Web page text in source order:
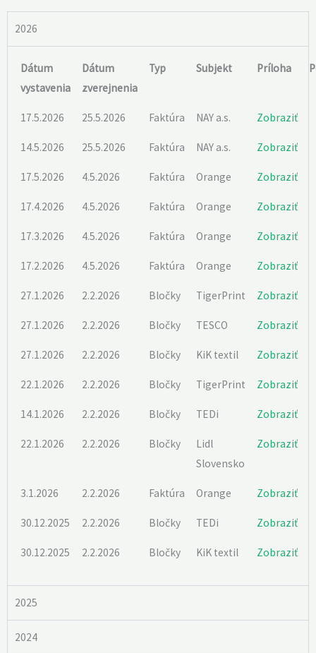
2026
Dátum
vystavenia
Dátum
zverejnenia
Typ Subjekt Príloha
17.5.2026 25.5.2026 Faktúra NAY a.s. Zobraziť
14.5.2026 25.5.2026 Faktúra NAY a.s. Zobraziť
17.5.2026 4.5.2026 Faktúra Orange Zobraziť
17.4.2026 4.5.2026 Faktúra Orange Zobraziť
17.3.2026 4.5.2026 Faktúra Orange Zobraziť
17.2.2026 4.5.2026 Faktúra Orange Zobraziť
27.1.2026 2.2.2026 Bločky TigerPrint Zobraziť
27.1.2026 2.2.2026 Bločky TESCO Zobraziť
27.1.2026 2.2.2026 Bločky KiK textil Zobraziť
22.1.2026 2.2.2026 Bločky TigerPrint Zobraziť
14.1.2026 2.2.2026 Bločky TEDi Zobraziť
22.1.2026 2.2.2026 Bločky
Lidl
Slovensko
Zobraziť
3.1.2026 2.2.2026 Faktúra Orange Zobraziť
30.12.2025 2.2.2026 Bločky TEDi Zobraziť
30.12.2025 2.2.2026 Bločky KiK textil Zobraziť
2025
2024